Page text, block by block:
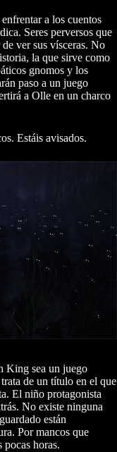
a los cuentos
Seres perversos que
ver sus vísceras. No
la que sirve como
gnomos y los
paso a un juego
a Olle en un charco
Estáis avisados.
King sea un juego
de un título en el que
El niño protagonista
No existe ninguna
están
Por mancos que
pocas horas.